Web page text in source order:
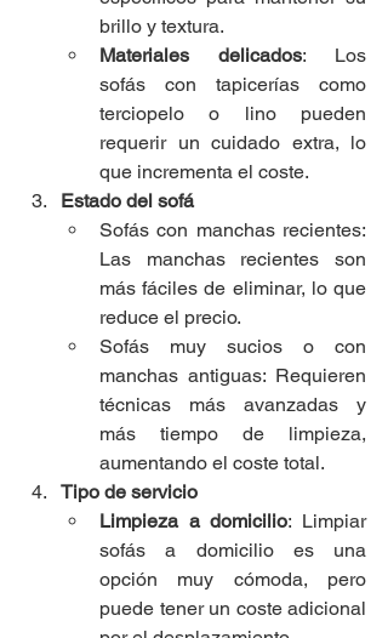
brillo y textura.
Materiales delicados: Los
sofás con tapicerías como
terciopelo o lino pueden
requerir un cuidado extra, lo
que incrementa el coste.
Estado del sofá
Sofás con manchas recientes:
Las manchas recientes son
más fáciles de eliminar, lo que
reduce el precio.
Sofás muy sucios o con
manchas antiguas: Requieren
técnicas más avanzadas y
más tiempo de limpieza,
aumentando el coste total.
Tipo de servicio
Limpieza a domicilio: Limpiar
sofás a domicilio es una
opción muy cómoda, pero
puede tener un coste adicional